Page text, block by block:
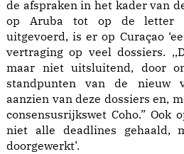
de afspraken in het kader van
op Aruba tot op de letter
uitgevoerd, is er op Curaçao
vertraging op veel dossiers.
maar niet uitsluitend, door
standpunten van de nieuw
aanzien van deze dossiers en,
consensusrijkswet Coho.” Ook
niet alle deadlines gehaald,
doorgewerkt’.